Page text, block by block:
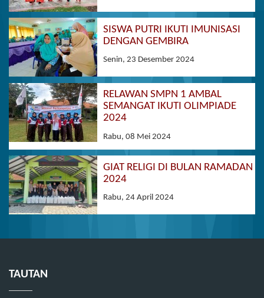
SISWA PUTRI IKUTI IMUNISASI
DENGAN GEMBIRA
Senin, 23 Desember 2024
RELAWAN SMPN 1 AMBAL
SEMANGAT IKUTI OLIMPIADE
2024
Rabu, 08 Mei 2024
GIAT RELIGI DI BULAN RAMADAN
2024
Rabu, 24 April 2024
TAUTAN